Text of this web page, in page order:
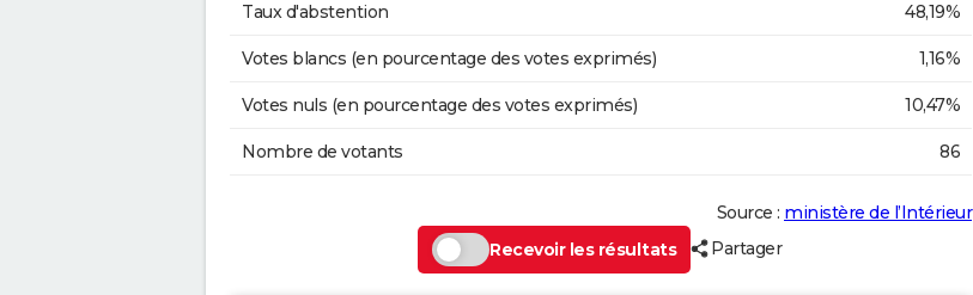
Taux d'abstention 48,19%
Votes blancs (en pourcentage des votes exprimés) 1,16%
Votes nuls (en pourcentage des votes exprimés) 10,47%
Nombre de votants 86
Source : ministère de l’Intérieur
Recevoir les résultats
Partager